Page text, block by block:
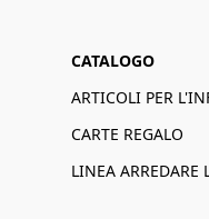
CATALOGO
ARTICOLI PER
CARTE REGALO
LINEA ARREDARE